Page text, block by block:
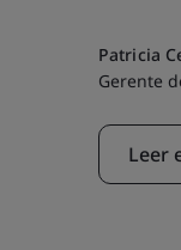
Patricia
Gerente
Leer